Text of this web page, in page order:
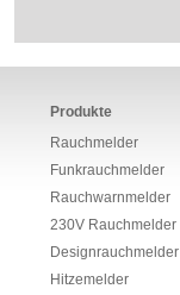
Produkte
Rauchmelder
Funkrauchmelder
Rauchwarnmelder
230V Rauchmelder
Designrauchmelder
Hitzemelder